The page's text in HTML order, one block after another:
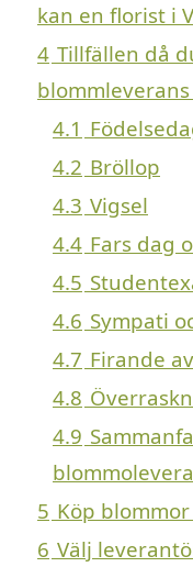
kan en florist i
4 Tillfällen då
4.1
4.2 Bröllop
4.3 Vigsel
4.4 Fars dag
4.5
4.6 Sympati
4.7 Firande
4.8
4.9
5 Köp
6 Välj